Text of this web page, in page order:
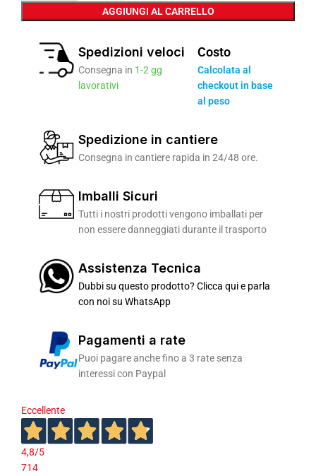
AGGIUNGI AL CARRELLO
Spedizioni veloci
Consegna in 1-2 gg
lavorativi
Costo
Calcolata al
checkout in base
al peso
Spedizione in cantiere
Consegna in cantiere rapida in 24/48 ore.
Imballi Sicuri
Tutti i nostri prodotti vengono imballati per
non essere danneggiati durante il trasporto
Assistenza Tecnica
Dubbi su questo prodotto? Clicca qui e parla
con noi su WhatsApp
Pagamenti a rate
Puoi pagare anche fino a 3 rate senza
interessi con Paypal
Eccellente
4,8/5
714